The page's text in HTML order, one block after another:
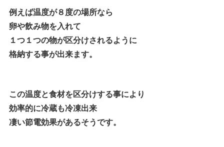
例えば温度が８度の場所なら
卵や飲み物を入れて
１つ１つの物が区分けされるように
格納する事が出来ます。
この温度と食材を区分けする事により
効率的に冷蔵も冷凍出来
凄い節電効果があるそうです。